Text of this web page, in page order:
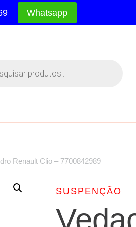
Whatsapp
Renault Clio – 7700842989
SUSPENÇÃO